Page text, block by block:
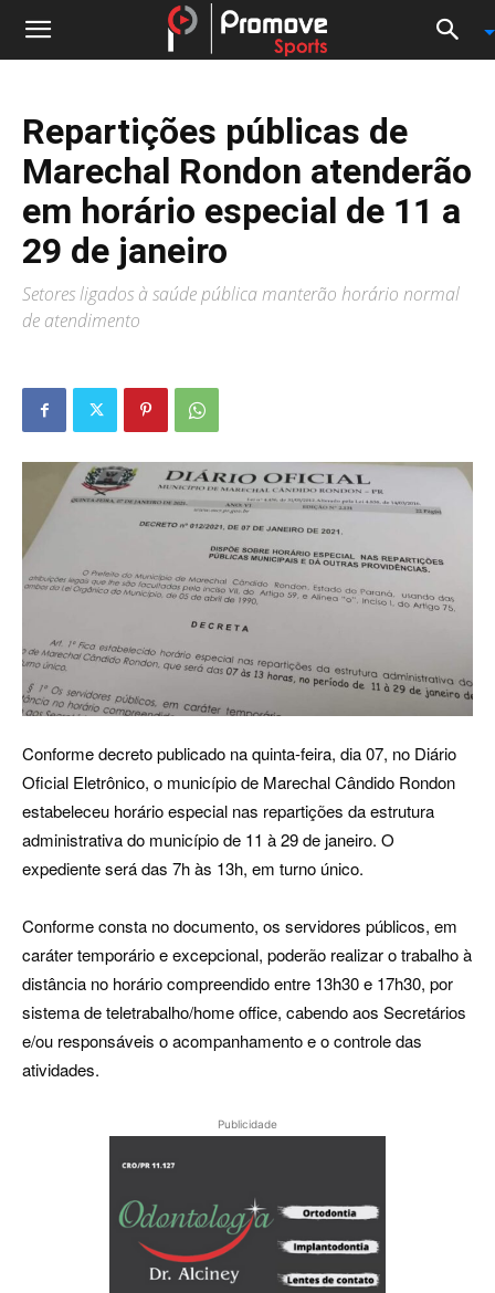
Repartições públicas de
Marechal Rondon atenderão
em horário especial de 11 a
29 de janeiro
Setores ligados à saúde pública manterão horário normal
de atendimento
Conforme decreto publicado na quinta-feira, dia 07, no Diário
Oficial Eletrônico, o município de Marechal Cândido Rondon
estabeleceu horário especial nas repartições da estrutura
administrativa do município de 11 à 29 de janeiro. O
expediente será das 7h às 13h, em turno único.
Conforme consta no documento, os servidores públicos, em
caráter temporário e excepcional, poderão realizar o trabalho à
distância no horário compreendido entre 13h30 e 17h30, por
sistema de teletrabalho/home office, cabendo aos Secretários
e/ou responsáveis o acompanhamento e o controle das
atividades.
Publicidade